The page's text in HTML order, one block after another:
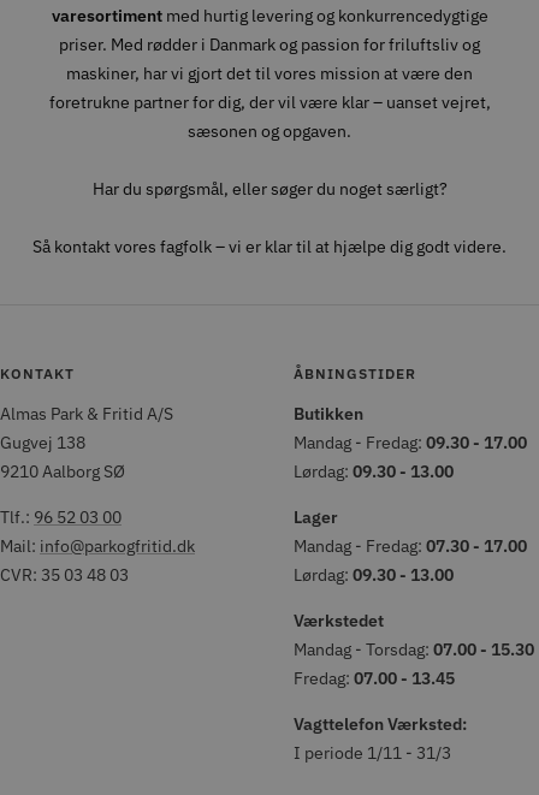
varesortimentmed hurtig levering og konkurrencedygtige
priser. Med rødder i Danmark og passion for friluftsliv og
maskiner, har vi gjort det til vores mission at være den
foretrukne partner for dig, der vil være klar – uanset vejret,
sæsonen og opgaven.
Har du spørgsmål, eller søger du noget særligt?
Så kontakt vores fagfolk – vi er klar til at hjælpe dig godt videre.
KONTAKT
Almas Park & Fritid A/S
Gugvej 138
9210 Aalborg SØ
Tlf.: 96 52 03 00
Mail: info@parkogfritid.dk
CVR: 35 03 48 03
ÅBNINGSTIDER
Butikken
Mandag - Fredag: 09.30 - 17.00
Lørdag: 09.30 - 13.00
Lager
Mandag - Fredag: 07.30 - 17.00
Lørdag: 09.30 - 13.00
Værkstedet
Mandag - Torsdag: 07.00 - 15.30
Fredag: 07.00 - 13.45
Vagttelefon Værksted:
I periode 1/11 - 31/3